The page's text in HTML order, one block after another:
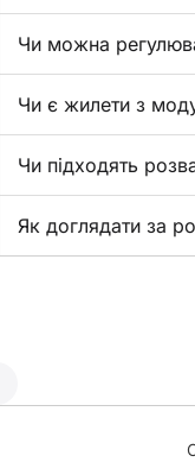
Чи можна
Чи є жилети з
Чи підходять
Як доглядати за